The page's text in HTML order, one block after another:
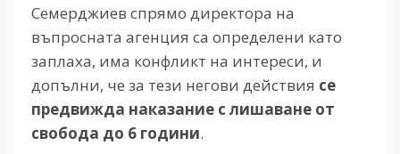
Семерджиев спрямо директора на
въпросната агенция са определени като
заплаха, има конфликт на интереси, и
допълни, че за тези негови действия се
предвижда наказание с лишаване от
свобода до 6 години.